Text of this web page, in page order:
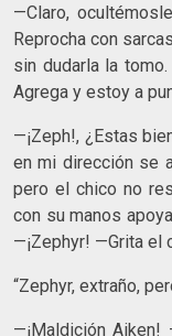
—Claro,
Reprocha con
sin dudarla la
Agrega y estoy a
—¡Zeph!, ¿Estas
en mi dirección se
pero el chico no
con su manos
—¡Zephyr! —Grita el
“Zephyr, extraño,
—¡Maldición